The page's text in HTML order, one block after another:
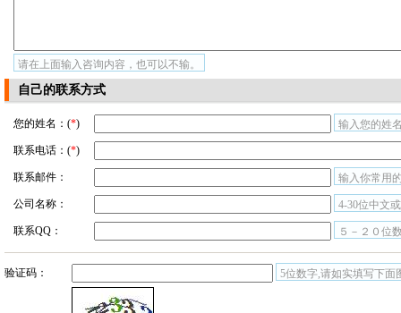
请在上面输入咨询内容，也可以不输。
自己的联系方式
您的姓名：(*) 输入您的姓
联系电话：(*)
联系邮件： 输入你常用
公司名称： 4-30位中文
联系QQ： ５－２０位
验证码： 5位数字,请如实填写下面